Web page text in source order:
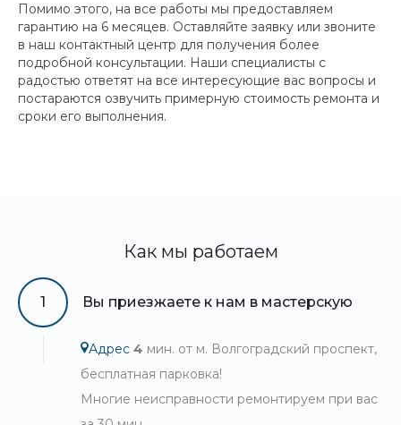
Помимо этого, на все работы мы предоставляем
гарантию на 6 месяцев. Оставляйте заявку или звоните
в наш контактный центр для получения более
подробной консультации. Наши специалисты с
радостью ответят на все интересующие вас вопросы и
постараются озвучить примерную стоимость ремонта и
сроки его выполнения.
Как мы работаем
1 Вы приезжаете к нам в мастерскую
Адрес 4 мин. от м. Волгоградский проспект,
бесплатная парковка!
Многие неисправности ремонтируем при вас